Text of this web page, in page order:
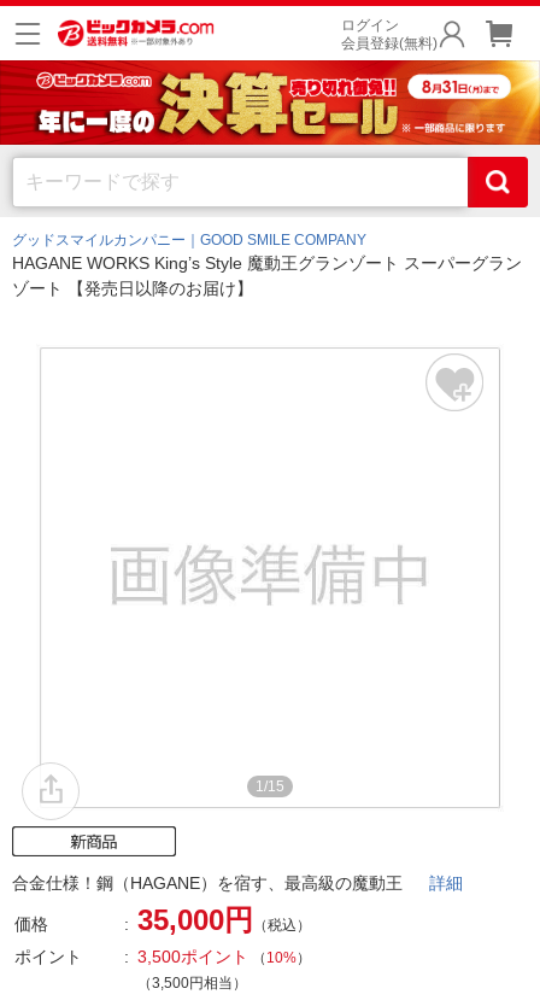
ログイン
会員登録(無料)
グッドスマイルカンパニー｜GOOD SMILE COMPANY
HAGANE WORKS King’s Style 魔動王グランゾート スーパーグラン
ゾート 【発売日以降のお届け】
1/15
合金仕様！鋼（HAGANE）を宿す、最高級の魔動王 詳細
価格 35,000円 （税込）
ポイント 3,500ポイント （ 10%）
（3,500円相当）